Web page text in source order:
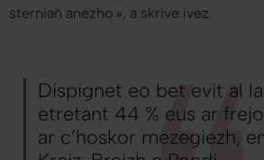
sterniañ anezho», a skrive ivez.
Dispignet eo bet evit al
etretant 44 % eus ar
ar c’hoskor mezegiezh,